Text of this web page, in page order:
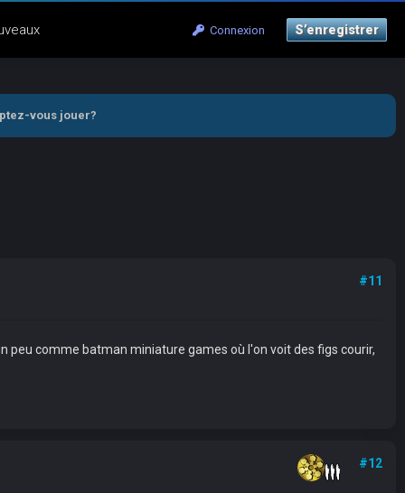
Connexion S’enregistrer
vous jouer?
#11
peu comme batman miniature games où l'on voit des figs courir,
#12